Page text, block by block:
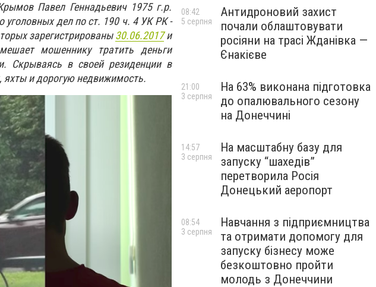
Павел Геннадьевич 1975 г.р.
уголовных дел по ст. 190 ч. 4 УК РК -
зарегистрированы30.06.2017и
мошеннику тратить деньги
Скрываясь в своей резиденции в
и дорогую недвижимость.
Антидроновий захист
почали облаштовувати
росіяни на трасі Жданівка —
Єнакієве
08:42
5 серпня
На 63% виконана підготовка
до опалювального сезону
на Донеччині
21:00
3 серпня
На масштабну базу для
запуску “шахедів”
перетворила Росія
Донецький аеропорт
14:57
3 серпня
Навчання з підприємництва
та отримати допомогу для
запуску бізнесу може
безкоштовно пройти
молодь з Донеччини
08:54
3 серпня